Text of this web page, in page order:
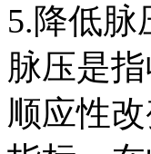
5.降低脉
脉压是
顺应性